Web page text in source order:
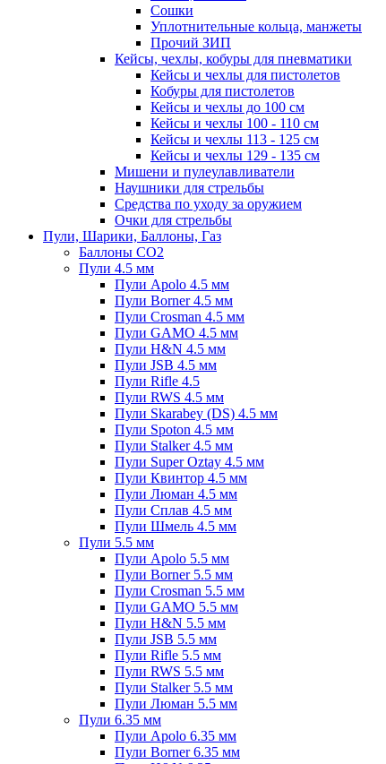
Сошки
Уплотнительные кольца, манжеты
Прочий ЗИП
Кейсы, чехлы, кобуры для пневматики
Кейсы и чехлы для пистолетов
Кобуры для пистолетов
Кейсы и чехлы до 100 см
Кейсы и чехлы 100 - 110 см
Кейсы и чехлы 113 - 125 см
Кейсы и чехлы 129 - 135 см
Мишени и пулеулавливатели
Наушники для стрельбы
Средства по уходу за оружием
Очки для стрельбы
Пули, Шарики, Баллоны, Газ
Баллоны CO2
Пули 4.5 мм
Пули Apolo 4.5 мм
Пули Borner 4.5 мм
Пули Crosman 4.5 мм
Пули GAMO 4.5 мм
Пули H&N 4.5 мм
Пули JSB 4.5 мм
Пули Rifle 4.5
Пули RWS 4.5 мм
Пули Skarabey (DS) 4.5 мм
Пули Spoton 4.5 мм
Пули Stalker 4.5 мм
Пули Super Oztay 4.5 мм
Пули Квинтор 4.5 мм
Пули Люман 4.5 мм
Пули Сплав 4.5 мм
Пули Шмель 4.5 мм
Пули 5.5 мм
Пули Apolo 5.5 мм
Пули Borner 5.5 мм
Пули Crosman 5.5 мм
Пули GAMO 5.5 мм
Пули H&N 5.5 мм
Пули JSB 5.5 мм
Пули Rifle 5.5 мм
Пули RWS 5.5 мм
Пули Stalker 5.5 мм
Пули Люман 5.5 мм
Пули 6.35 мм
Пули Apolo 6.35 мм
Пули Borner 6.35 мм